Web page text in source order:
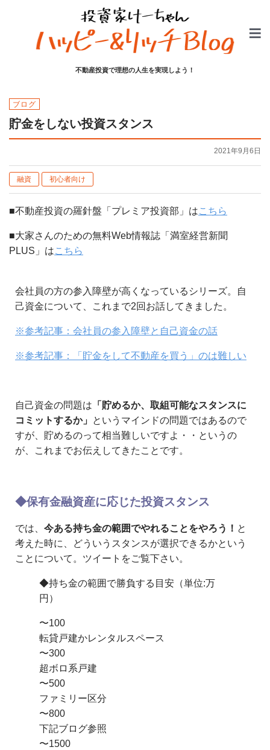
不動産投資で理想の人生を実現しよう！
ブログ
貯金をしない投資スタンス
2021年9月6日
融資 初心者向け
■不動産投資の羅針盤「プレミア投資部」はこちら
■大家さんのための無料Web情報誌「満室経営新聞
PLUS」はこちら
会社員の方の参入障壁が高くなっているシリーズ。自
己資金について、これまで2回お話してきました。
※参考記事：会社員の参入障壁と自己資金の話
※参考記事：「貯金をして不動産を買う」のは難しい
自己資金の問題は 「貯めるか、取組可能なスタンスに
コミットするか」 というマインドの問題ではあるので
すが、貯めるのって相当難しいですよ・・というの
が、これまでお伝えしてきたことです。
◆保有金融資産に応じた投資スタンス
では、 今ある持ち金の範囲でやれることをやろう！ と
考えた時に、どういうスタンスが選択できるかという
ことについて。ツイートをご覧下さい。
◆持ち金の範囲で勝負する目安（単位:万
円）
〜100
転貸戸建かレンタルスペース
〜300
超ボロ系戸建
〜500
ファミリー区分
〜800
下記ブログ参照
〜1500